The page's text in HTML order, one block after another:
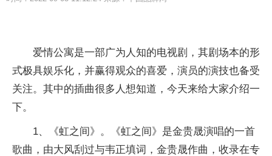
爱情公寓是一部广为人知的电视剧，其剧场本的形
式极具娱乐化，并赢得观众的喜爱，演员的演技也备受
关注。其中的插曲很多人想知道，今天来给大家介绍一
下。
1、《虹之间》。《虹之间》是金贵晟演唱的一首
歌曲，由大风刮过与韦正填词，金贵晟作曲，收录在专